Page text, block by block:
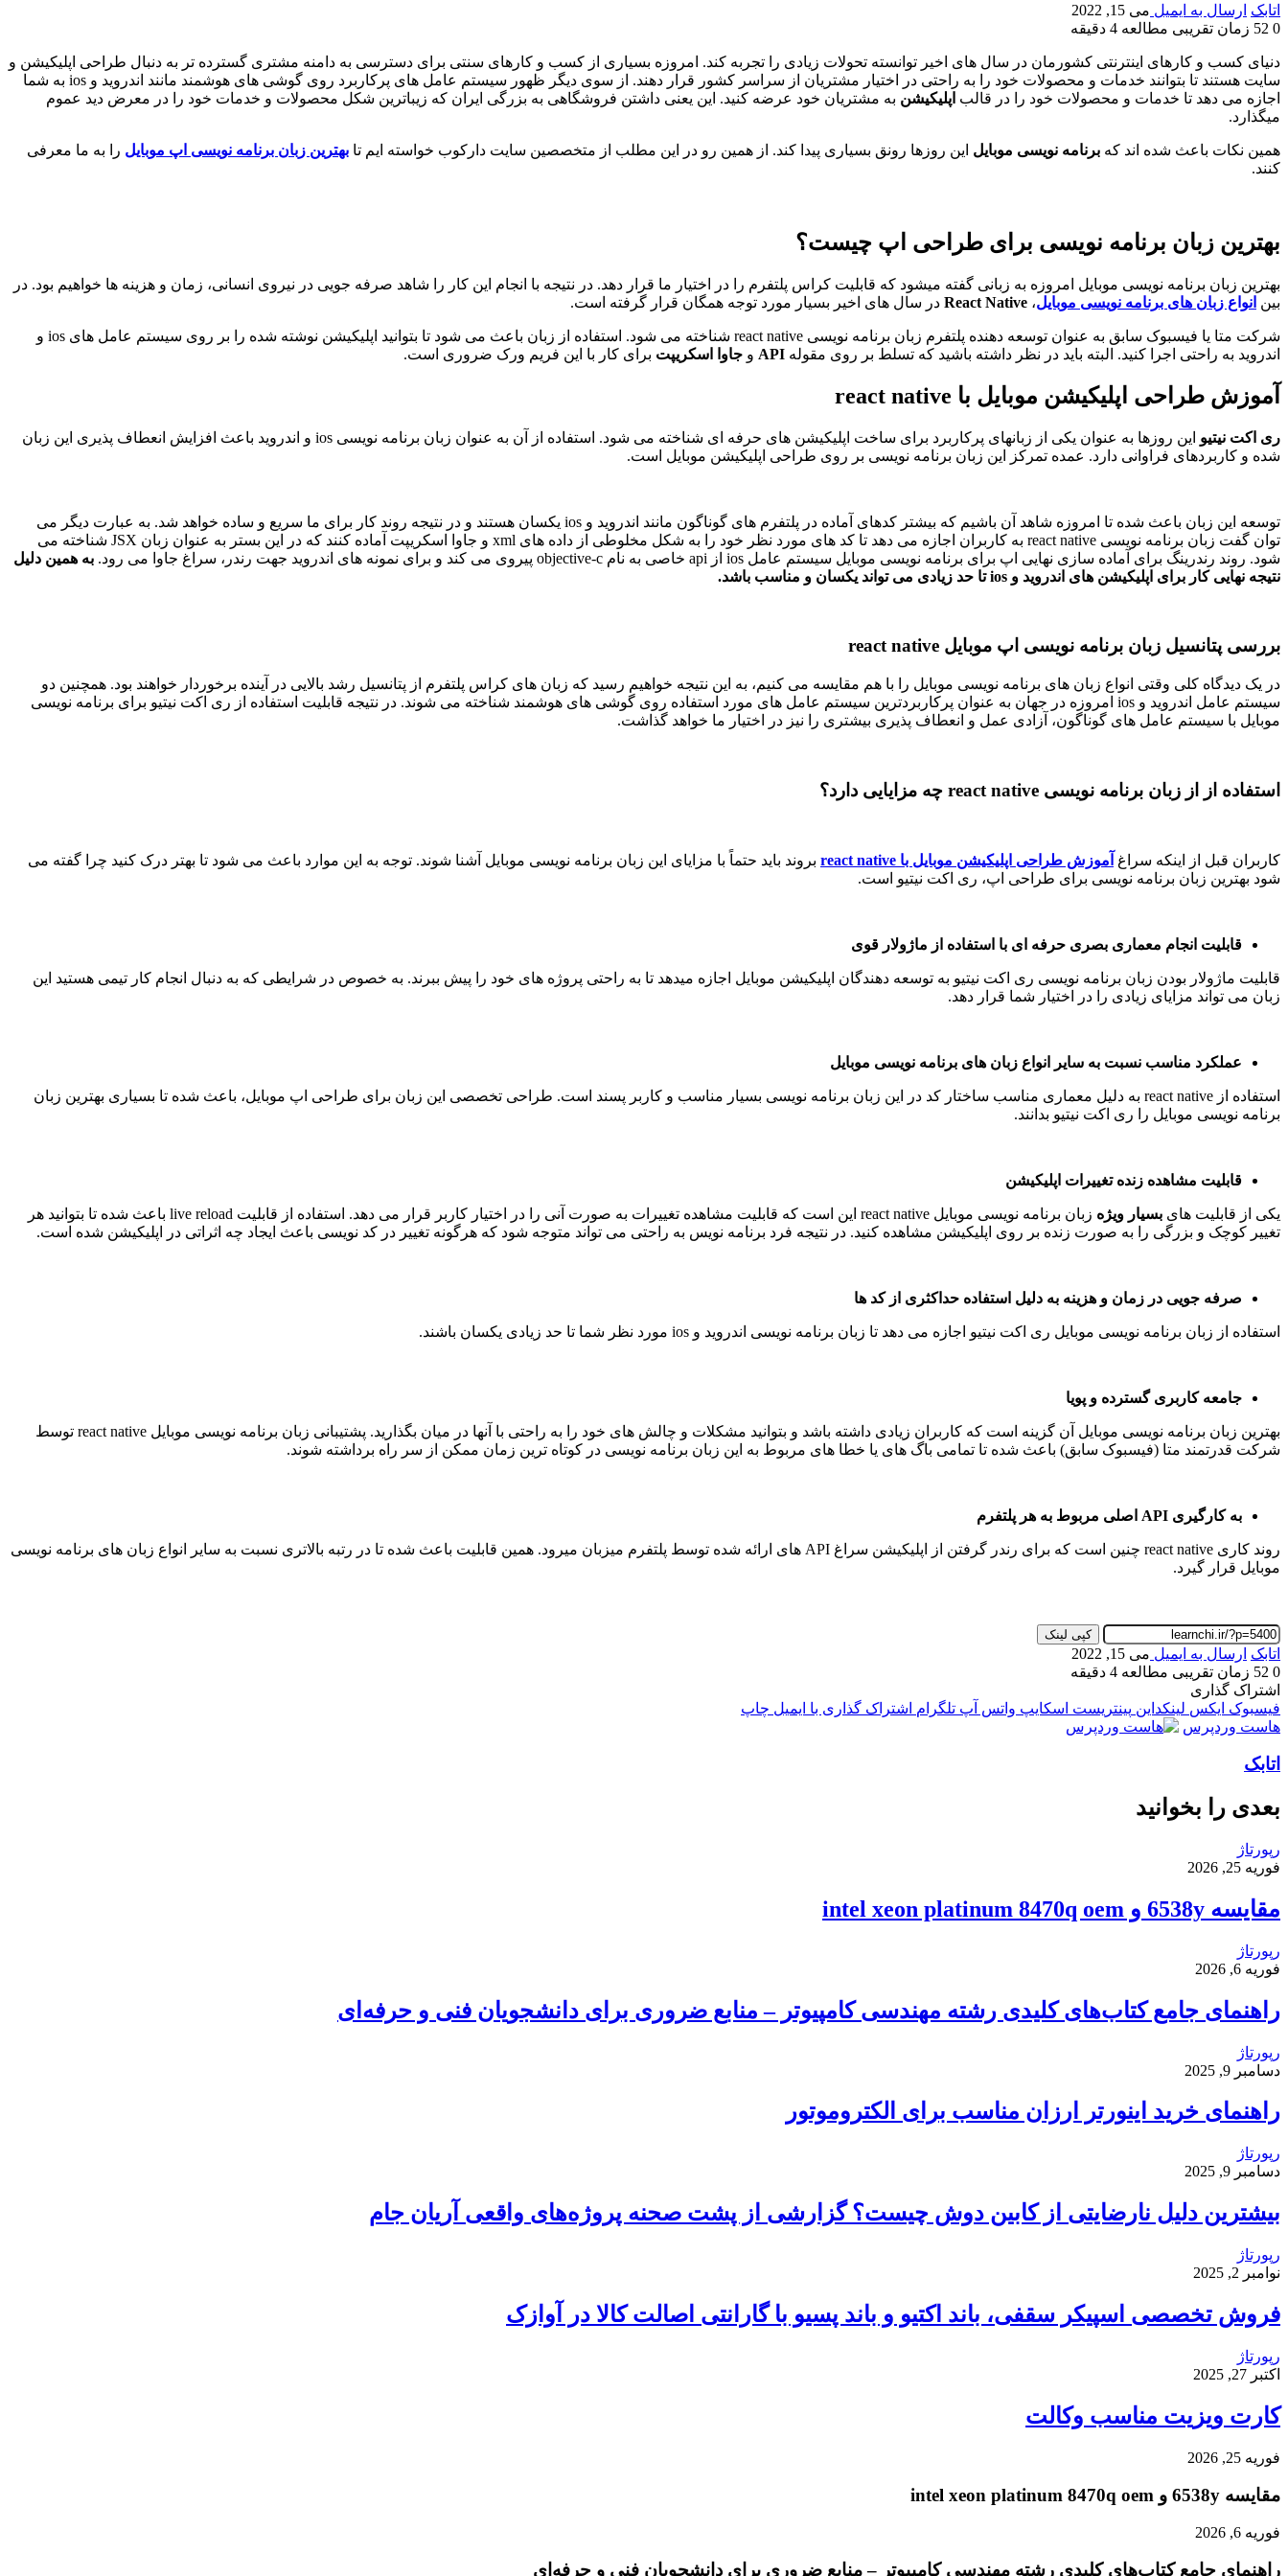
اتابک ارسال به ایمیل می 15, 2022
0
زمان تقریبی مطالعه 4 دقیقه
دنیای کسب و کارهای اینترنتی کشورمان در سال های اخیر توانسته تحولات زیادی را تجربه کند. امروزه بسیاری از کسب و کارهای سنتی برای دسترسی به دامنه مشتری گسترده تر به دنبال طراحی اپلیکیشن و
سایت هستند تا بتوانند خدمات و محصولات خود را به راحتی در اختیار مشتریان از سراسر کشور قرار دهند. از سوی دیگر ظهور سیستم عامل های پرکاربرد روی گوشی های هوشمند مانند اندروید و ios به شما
اجازه می دهد تا خدمات و محصولات خود را در قالب اپلیکیشن به مشتریان خود عرضه کنید. این یعنی داشتن فروشگاهی به بزرگی ایران که زیباترین شکل محصولات و خدمات خود را در معرض دید عموم
میگذارد.
همین نکات باعث شده اند که برنامه نویسی موبایل این روزها رونق بسیاری پیدا کند. از همین رو در این مطلب از متخصصین سایت دارکوب خواسته ایم تا بهترین زبان برنامه نویسی اپ موبایل را به ما معرفی
کنند.
بهترین زبان برنامه نویسی برای طراحی اپ چیست؟
بهترین زبان برنامه نویسی موبایل امروزه به زبانی گفته میشود که قابلیت کراس پلتفرم را در اختیار ما قرار دهد. در نتیجه با انجام این کار را شاهد صرفه جویی در نیروی انسانی، زمان و هزینه ها خواهیم بود. در
بین انواع زبان های برنامه نویسی موبایل، React Native در سال های اخیر بسیار مورد توجه همگان قرار گرفته است.
شرکت متا یا فیسبوک سابق به عنوان توسعه دهنده پلتفرم زبان برنامه نویسی react native شناخته می شود. استفاده از زبان باعث می شود تا بتوانید اپلیکیشن نوشته شده را بر روی سیستم عامل های ios و
اندروید به راحتی اجرا کنید. البته باید در نظر داشته باشید که تسلط بر روی مقوله API و جاوا اسکریپت برای کار با این فریم ورک ضروری است.
آموزش طراحی اپلیکیشن موبایل با react native
ری اکت نیتیو
این روزها به عنوان یکی از زبانهای پرکاربرد برای ساخت اپلیکیشن های حرفه ای شناخته می شود. استفاده از آن به عنوان زبان برنامه نویسی ios و اندروید باعث افزایش انعطاف پذیری این زبان
شده و کاربردهای فراوانی دارد. عمده تمرکز این زبان برنامه نویسی بر روی طراحی اپلیکیشن موبایل است.
توسعه این زبان باعث شده تا امروزه شاهد آن باشیم که بیشتر کدهای آماده در پلتفرم های گوناگون مانند اندروید و ios یکسان هستند و در نتیجه روند کار برای ما سریع و ساده خواهد شد. به عبارت دیگر می
توان گفت زبان برنامه نویسی react native به کاربران اجازه می دهد تا کد های مورد نظر خود را به شکل مخلوطی از داده های xml و جاوا اسکریپت آماده کنند که در این بستر به عنوان زبان JSX شناخته می
شود. روند رندرینگ برای آماده سازی نهایی اپ برای برنامه نویسی موبایل سیستم عامل ios از api خاصی به نام objective-c پیروی می کند و برای نمونه های اندروید جهت رندر، سراغ جاوا می رود.
به همین دلیل
نتیجه نهایی کار برای اپلیکیشن های اندروید و ios تا حد زیادی می تواند یکسان و مناسب باشد.
بررسی پتانسیل زبان برنامه نویسی اپ موبایل react native
در یک دیدگاه کلی وقتی انواع زبان های برنامه نویسی موبایل را با هم مقایسه می کنیم، به این نتیجه خواهیم رسید که زبان های کراس پلتفرم از پتانسیل رشد بالایی در آینده برخوردار خواهند بود. همچنین دو
سیستم عامل اندروید و ios امروزه در جهان به عنوان پرکاربردترین سیستم عامل های مورد استفاده روی گوشی های هوشمند شناخته می شوند. در نتیجه قابلیت استفاده از ری اکت نیتیو برای برنامه نویسی
موبایل با سیستم عامل های گوناگون، آزادی عمل و انعطاف پذیری بیشتری را نیز در اختیار ما خواهد گذاشت.
استفاده از از زبان برنامه نویسی react native چه مزایایی دارد؟
کاربران قبل از اینکه سراغ آموزش طراحی اپلیکیشن موبایل با react native
بروند باید حتماً با مزایای این زبان برنامه نویسی موبایل آشنا شوند. توجه به این موارد باعث می شود تا بهتر درک کنید چرا گفته می
شود بهترین زبان برنامه نویسی برای طراحی اپ، ری اکت نیتیو است.
قابلیت انجام معماری بصری حرفه ای با استفاده از ماژولار قوی
قابلیت ماژولار بودن زبان برنامه نویسی ری اکت نیتیو به توسعه دهندگان اپلیکیشن موبایل اجازه میدهد تا به راحتی پروژه های خود را پیش ببرند. به خصوص در شرایطی که به دنبال انجام کار تیمی هستید این
زبان می تواند مزایای زیادی را در اختیار شما قرار دهد.
عملکرد مناسب نسبت به سایر انواع زبان های برنامه نویسی موبایل
استفاده از react native به دلیل معماری مناسب ساختار کد در این زبان برنامه نویسی بسیار مناسب و کاربر پسند است. طراحی تخصصی این زبان برای طراحی اپ موبایل، باعث شده تا بسیاری بهترین زبان
برنامه نویسی موبایل را ری اکت نیتیو بدانند.
قابلیت مشاهده زنده تغییرات اپلیکیشن
یکی از قابلیت های بسیار ویژه
زبان برنامه نویسی موبایل react native این است که قابلیت مشاهده تغییرات به صورت آنی را در اختیار کاربر قرار می دهد. استفاده از قابلیت live reload باعث شده تا بتوانید هر
تغییر کوچک و بزرگی را به صورت زنده بر روی اپلیکیشن مشاهده کنید. در نتیجه فرد برنامه نویس به راحتی می تواند متوجه شود که هرگونه تغییر در کد نویسی باعث ایجاد چه اثراتی در اپلیکیشن شده است.
صرفه جویی در زمان و هزینه به دلیل استفاده حداکثری از کد ها
استفاده از زبان برنامه نویسی موبایل ری اکت نیتیو اجازه می دهد تا زبان برنامه نویسی اندروید و ios مورد نظر شما تا حد زیادی یکسان باشند.
جامعه کاربری گسترده و پویا
بهترین زبان برنامه نویسی موبایل آن گزینه است که کاربران زیادی داشته باشد و بتوانید مشکلات و چالش های خود را به راحتی با آنها در میان بگذارید. پشتیبانی زبان برنامه نویسی موبایل react native توسط
شرکت قدرتمند متا (فیسبوک سابق) باعث شده تا تمامی باگ های یا خطا های مربوط به این زبان برنامه نویسی در کوتاه ترین زمان ممکن از سر راه برداشته شوند.
به کارگیری API اصلی مربوط به هر پلتفرم
روند کاری react native چنین است که برای رندر گرفتن از اپلیکیشن سراغ API های ارائه شده توسط پلتفرم میزبان میرود. همین قابلیت باعث شده تا در رتبه بالاتری نسبت به سایر انواع زبان های برنامه نویسی
موبایل قرار گیرد.
کپی لینک
اتابک ارسال به ایمیل می 15, 2022
0
زمان تقریبی مطالعه 4 دقیقه
اشتراک گذاری
فیسبوک ایکس لینکداین پینتریست اسکایپ واتس آپ تلگرام اشتراک گذاری با ایمیل چاپ
هاست وردپرس
اتابک
بعدی را بخوانید
رپورتاژ
فوریه 25, 2026
مقایسه 6538y و intel xeon platinum 8470q oem
رپورتاژ
فوریه 6, 2026
راهنمای جامع کتاب‌های کلیدی رشته مهندسی کامپیوتر – منابع ضروری برای دانشجویان فنی و حرفه‌ای
رپورتاژ
دسامبر 9, 2025
راهنمای خرید اینورتر ارزان مناسب برای الکتروموتور
رپورتاژ
دسامبر 9, 2025
بیشترین دلیل نارضایتی از کابین دوش چیست؟ گزارشی از پشت صحنه پروژه‌های واقعی آریان جام
رپورتاژ
نوامبر 2, 2025
فروش تخصصی اسپیکر سقفی، باند اکتیو و باند پسیو با گارانتی اصالت کالا در آوازک
رپورتاژ
اکتبر 27, 2025
کارت ویزیت مناسب وکالت
فوریه 25, 2026
مقایسه 6538y و intel xeon platinum 8470q oem
فوریه 6, 2026
راهنمای جامع کتاب‌های کلیدی رشته مهندسی کامپیوتر – منابع ضروری برای دانشجویان فنی و حرفه‌ای